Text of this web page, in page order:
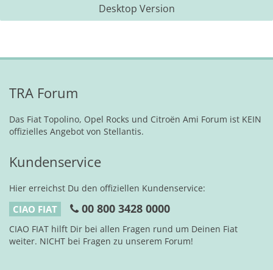
Desktop Version
TRA Forum
Das Fiat Topolino, Opel Rocks und Citroën Ami Forum ist KEIN
offizielles Angebot von Stellantis.
Kundenservice
Hier erreichst Du den offiziellen Kundenservice:
CIAO FIAT 00 800 3428 0000
CIAO FIAT hilft Dir bei allen Fragen rund um Deinen Fiat
weiter. NICHT bei Fragen zu unserem Forum!